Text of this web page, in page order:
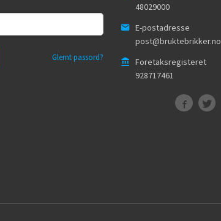
Glemt passord?
48029000
E-postadresse
post@bruktebrikker.no
Foretaksregisteret
928717461